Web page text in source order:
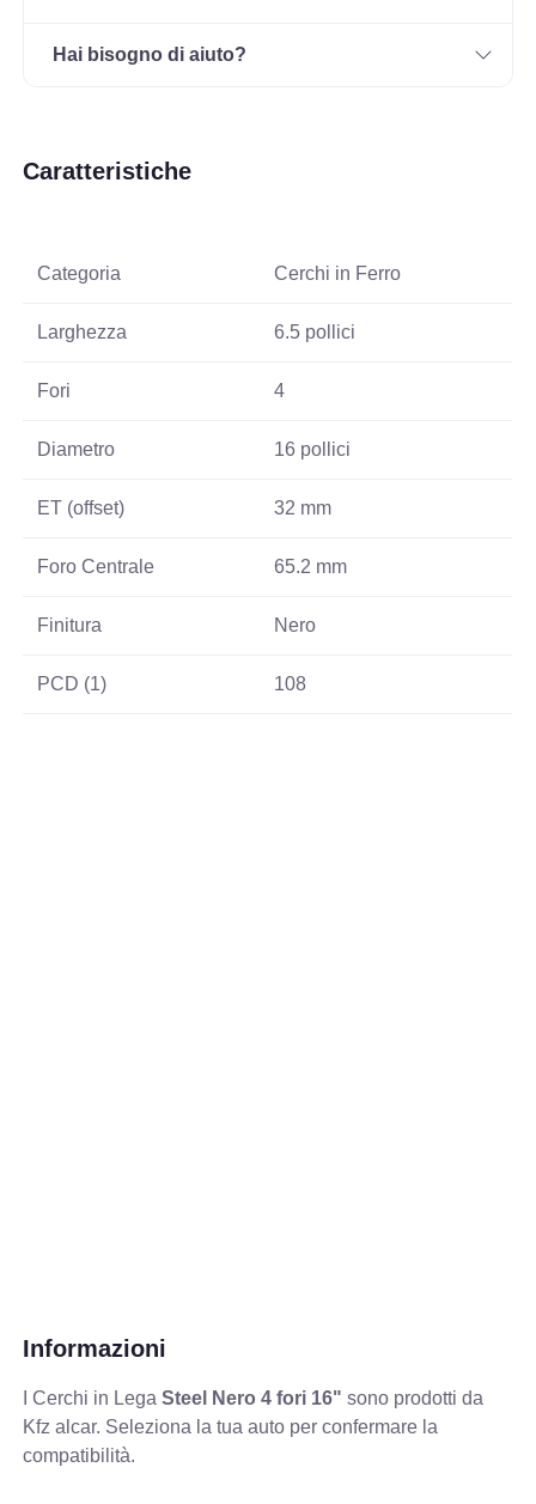
Hai bisogno di aiuto?
Caratteristiche
Categoria Cerchi in Ferro
Larghezza 6.5 pollici
Fori 4
Diametro 16 pollici
ET (offset) 32 mm
Foro Centrale 65.2 mm
Finitura Nero
PCD (1) 108
Informazioni
I Cerchi in LegaSteel Nero 4 fori 16" sono prodotti da
Kfz alcar. Seleziona la tua auto per confermare la
compatibilità.